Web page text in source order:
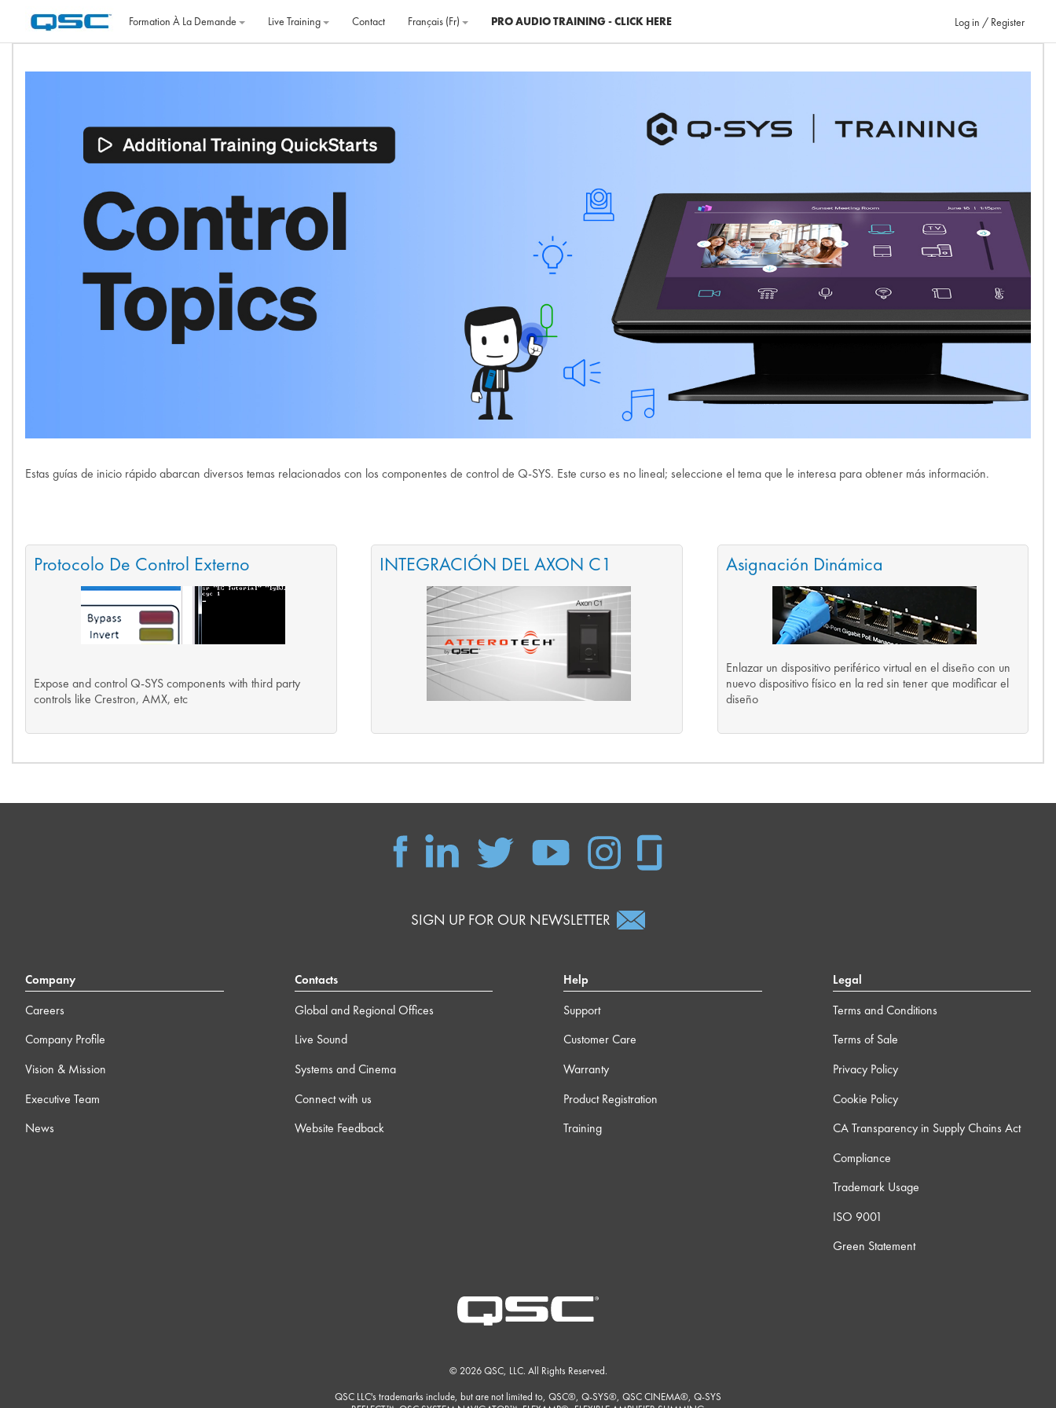
Formation À La Demande
Live Training Contact Français ‎(fr)‎ PRO AUDIO TRAINING - CLICK HERE Log in / Register
Estas guías de inicio rápido abarcan diversos temas relacionados con los componentes de control de Q-SYS. Este curso es no lineal; seleccione el tema que le interesa para obtener más información.
Protocolo De Control Externo
Expose and control Q-SYS components with third party
controls like Crestron, AMX, etc
INTEGRACIÓN DEL AXON C1 Asignación Dinámica
Enlazar un dispositivo periférico virtual en el diseño con un
nuevo dispositivo físico en la red sin tener que modificar el
diseño
SIGN UP FOR OUR NEWSLETTER
Company
Careers
Company Profile
Vision & Mission
Executive Team
News
Contacts
Global and Regional Offices
Live Sound
Systems and Cinema
Connect with us
Website Feedback
Help
Support
Customer Care
Warranty
Product Registration
Training
Legal
Terms and Conditions
Terms of Sale
Privacy Policy
Cookie Policy
CA Transparency in Supply Chains Act
Compliance
Trademark Usage
ISO 9001
Green Statement
© 2026 QSC, LLC. All Rights Reserved.
QSC LLC's trademarks include, but are not limited to, QSC®, Q-SYS®, QSC CINEMA®, Q-SYS